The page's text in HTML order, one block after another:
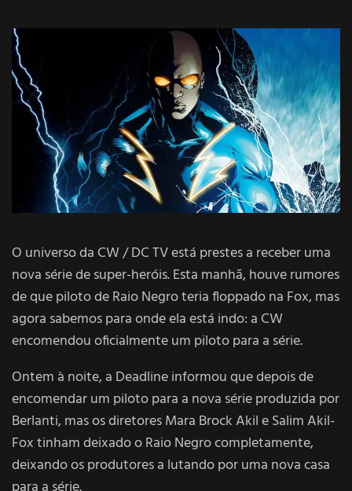
O universo da CW / DC TV está prestes a receber uma
nova série de super-heróis. Esta manhã, houve rumores
de que piloto de Raio Negro teria floppado na Fox, mas
agora sabemos para onde ela está indo: a CW
encomendou oficialmente um piloto para a série.
Ontem à noite, a Deadline informou que depois de
encomendar um piloto para a nova série produzida por
Berlanti, mas os diretores Mara Brock Akil e Salim Akil-
Fox tinham deixado o Raio Negro completamente,
deixando os produtores a lutando por uma nova casa